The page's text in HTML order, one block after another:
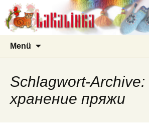
LaKalinka
Menü
Schlagwort-Archive:
хранение пряжи